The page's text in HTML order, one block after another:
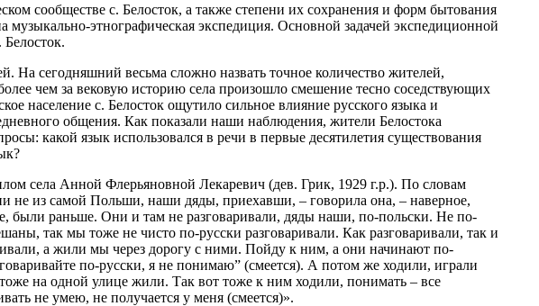
сообществе с. Белосток, а также степени их сохранения и форм бытования
музыкально-этнографическая экспедиция. Основной задачей экспедиционной
На сегодняшний весьма сложно назвать точное количество жителей,
чем за вековую историю села произошло смешение тесно соседствующих
население с. Белосток ощутило сильное влияние русского языка и
общения. Как показали наши наблюдения, жители Белостока
какой язык использовался в речи в первые десятилетия существования
села Анной Флерьяновной Лекаревич (дев. Грик, 1929 г.р.). По словам
не из самой Польши, наши дяды, приехавши, – говорила она, – наверное,
были раньше. Они и там не разговаривали, дяды наши, по-польски. Не по-
так мы тоже не чисто по-русски разговаривали. Как разговаривали, так и
а жили мы через дорогу с ними. Пойду к ним, а они начинают по-
по-русски, я не понимаю” (смеется). А потом же ходили, играли
на одной улице жили. Так вот тоже к ним ходили, понимать – все
не умею, не получается у меня (смеется)».